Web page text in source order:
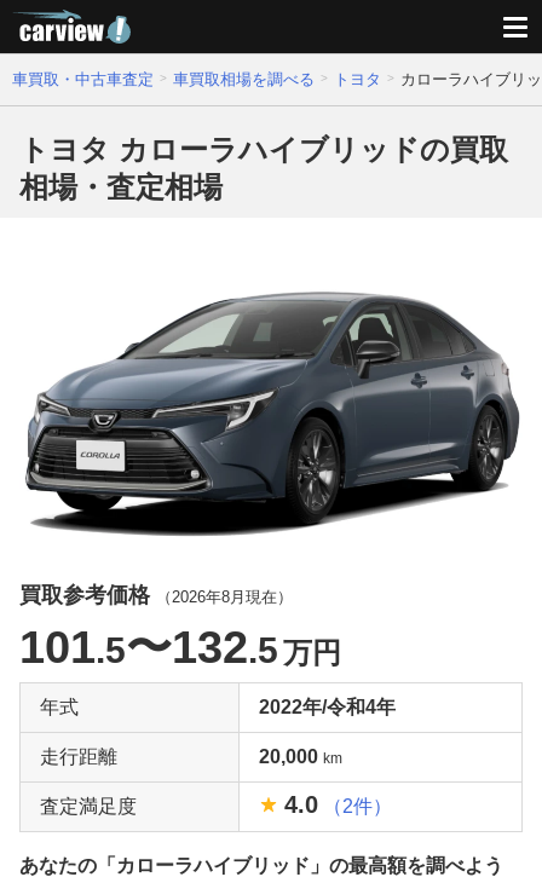
車買取・中古車査定 車買取相場を調べる トヨタ カローラハイブリ
トヨタ カローラハイブリッドの買取
相場・査定相場
買取参考価格 （ 2026年8月 現在）
101.5〜132.5万円
年式 2022年/令和4年
走行距離 20,000 km
査定満足度 4.0 （2件）
あなたの「カローラハイブリッド」の最高額を調べよう